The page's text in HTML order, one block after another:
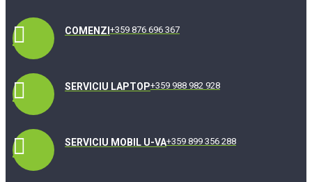
COMENZI +359 876 696 367
SERVICIU LAPTOP+359 988 982 928
SERVICIU MOBIL U-VA+359 899 356 288